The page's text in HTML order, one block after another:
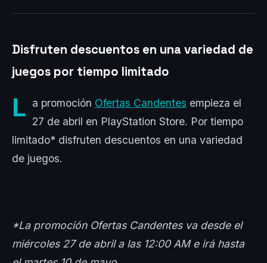
Disfruten descuentos en una variedad de
juegos por tiempo limitado
L a promoción Ofertas Candentes empieza el
27 de abril en PlayStation Store. Por tiempo
limitado* disfruten descuentos en una variedad
de juegos.
*La promoción Ofertas Candentes va desde el
miércoles 27 de abril a las 12:00 AM e irá hasta